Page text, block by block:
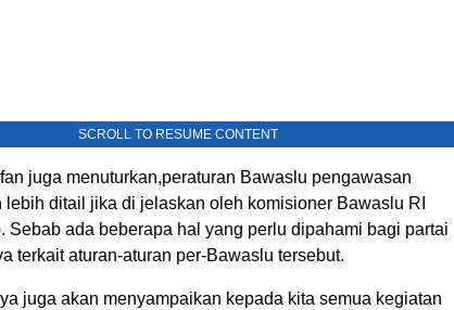
SCROLL TO RESUME CONTENT
juga menuturkan,peraturan Bawaslu pengawasan
lebih ditail jika di jelaskan oleh komisioner Bawaslu RI
Sebab ada beberapa hal yang perlu dipahami bagi partai
terkait aturan-aturan per-Bawaslu tersebut.
juga akan menyampaikan kepada kita semua kegiatan